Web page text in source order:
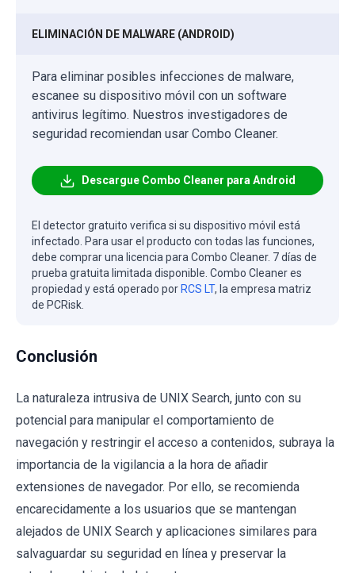
ELIMINACIÓN DE MALWARE (ANDROID)
Para eliminar posibles infecciones de malware,
escanee su dispositivo móvil con un software
antivirus legítimo. Nuestros investigadores de
seguridad recomiendan usar Combo Cleaner.
Descargue Combo Cleaner para Android
El detector gratuito verifica si su dispositivo móvil está
infectado. Para usar el producto con todas las funciones,
debe comprar una licencia para Combo Cleaner. 7 días de
prueba gratuita limitada disponible. Combo Cleaner es
propiedad y está operado por RCS LT, la empresa matriz
de PCRisk.
Conclusión
La naturaleza intrusiva de UNIX Search, junto con su
potencial para manipular el comportamiento de
navegación y restringir el acceso a contenidos, subraya la
importancia de la vigilancia a la hora de añadir
extensiones de navegador. Por ello, se recomienda
encarecidamente a los usuarios que se mantengan
alejados de UNIX Search y aplicaciones similares para
salvaguardar su seguridad en línea y preservar la